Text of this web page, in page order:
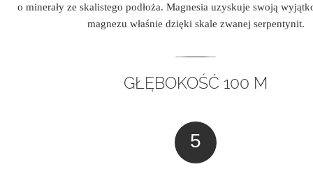
o minerały ze skalistego podłoża. Magnesia uzyskuje swoją
magnezu właśnie dzięki skale zwanej serpentynit.
GŁĘBOKOŚĆ 100 M